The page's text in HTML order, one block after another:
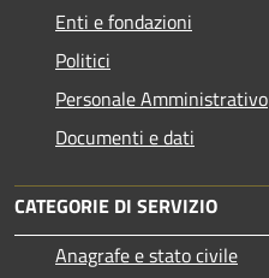
Enti e fondazioni
Politici
Personale Amministrativo
Documenti e dati
CATEGORIE DI SERVIZIO
Anagrafe e stato civile